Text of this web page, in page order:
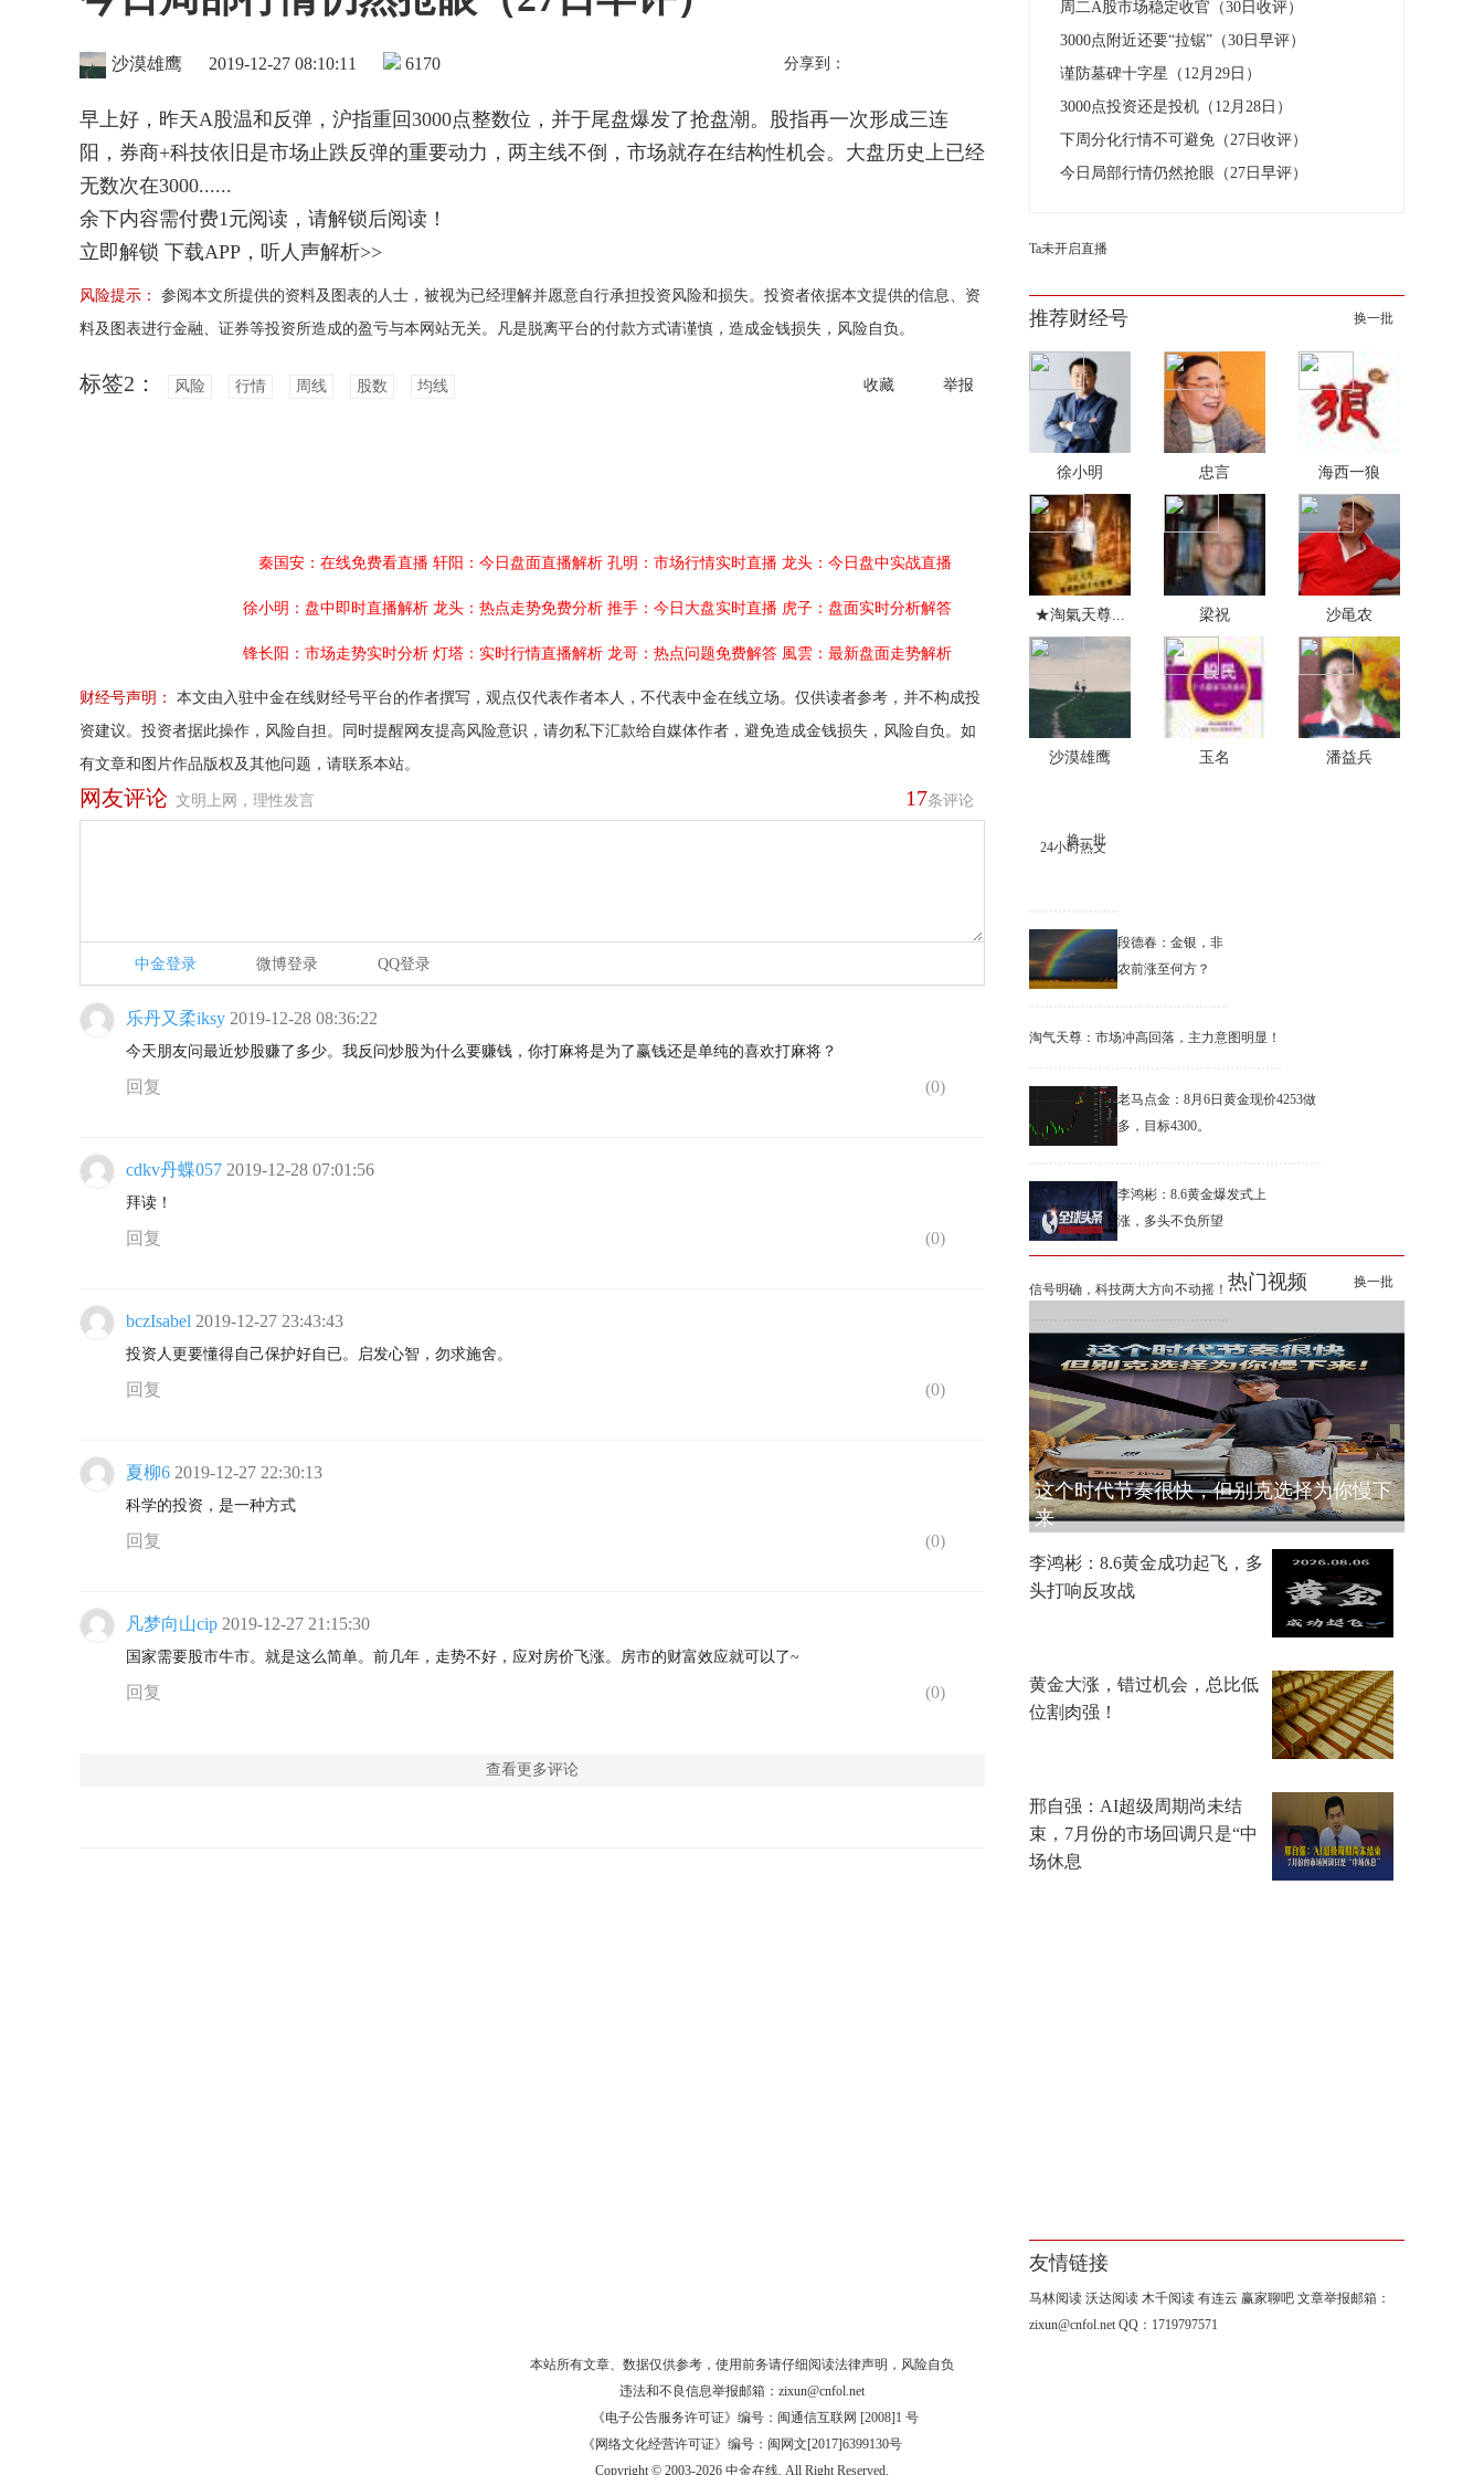
沙漠雄鹰 2019-12-27 08:10:11 6170 分享到：
早上好，昨天A股温和反弹，沪指重回3000点整数位，并于尾盘爆发了抢盘潮。股指再一次形成三连
阳，券商+科技依旧是市场止跌反弹的重要动力，两主线不倒，市场就存在结构性机会。大盘历史上已经
无数次在3000......
余下内容需付费1元阅读，请解锁后阅读！
立即解锁 下载APP，听人声解析>>
风险提示：
参阅本文所提供的资料及图表的人士，被视为已经理解并愿意自行承担投资风险和损失。投资者依据本文提供的信息、资
料及图表进行金融、证券等投资所造成的盈亏与本网站无关。凡是脱离平台的付款方式请谨慎，造成金钱损失，风险自负。
收藏 举报
标签2： 风险 行情 周线 股数 均线
秦国安：在线免费看直播 轩阳：今日盘面直播解析 孔明：市场行情实时直播 龙头：今日盘中实战直播
徐小明：盘中即时直播解析 龙头：热点走势免费分析 推手：今日大盘实时直播 虎子：盘面实时分析解答
锋长阳：市场走势实时分析 灯塔：实时行情直播解析 龙哥：热点问题免费解答 風雲：最新盘面走势解析
财经号声明：
本文由入驻中金在线财经号平台的作者撰写，观点仅代表作者本人，不代表中金在线立场。仅供读者参考，并不构成投
资建议。投资者据此操作，风险自担。同时提醒网友提高风险意识，请勿私下汇款给自媒体作者，避免造成金钱损失，风险自负。如
有文章和图片作品版权及其他问题，请联系本站。
17条评论
网友评论 文明上网，理性发言
中金登录 微博登录 QQ登录
乐丹又柔iksy 2019-12-28 08:36:22
今天朋友问最近炒股赚了多少。我反问炒股为什么要赚钱，你打麻将是为了赢钱还是单纯的喜欢打麻将？
回复 (0)
cdkv丹蝶057 2019-12-28 07:01:56
拜读！
回复 (0)
bczIsabel 2019-12-27 23:43:43
投资人更要懂得自己保护好自已。启发心智，勿求施舍。
回复 (0)
夏柳6 2019-12-27 22:30:13
科学的投资，是一种方式
回复 (0)
凡梦向山cip 2019-12-27 21:15:30
国家需要股市牛市。就是这么简单。前几年，走势不好，应对房价飞涨。房市的财富效应就可以了~
回复 (0)
查看更多评论
周二A股市场稳定收官（30日收评）
3000点附近还要“拉锯”（30日早评）
谨防墓碑十字星（12月29日）
3000点投资还是投机（12月28日）
下周分化行情不可避免（27日收评）
今日局部行情仍然抢眼（27日早评）
Ta未开启直播
推荐财经号 换一批
徐小明 忠言 海西一狼
★淘氣天尊... 梁祝 沙黾农
沙漠雄鹰 玉名 潘益兵
24小时热文
换一批
段德春：金银，非
农前涨至何方？
淘气天尊：市场冲高回落，主力意图明显！
老马点金：8月6日黄金现价4253做
多，目标4300。
李鸿彬：8.6黄金爆发式上
涨，多头不负所望
信号明确，科技两大方向不动摇！ 热门视频 换一批
这个时代节奏很快，但别克选择为你慢下
来
李鸿彬：8.6黄金成功起飞，多
头打响反攻战
黄金大涨，错过机会，总比低
位割肉强！
邢自强：AI超级周期尚未结
束，7月份的市场回调只是“中
场休息
友情链接
马林阅读 沃达阅读 木千阅读 有连云 赢家聊吧 文章举报邮箱：
zixun@cnfol.net QQ：1719797571
本站所有文章、数据仅供参考，使用前务请仔细阅读法律声明 ，风险自负
违法和不良信息举报邮箱： zixun@cnfol.net
《电子公告服务许可证》编号：闽通信互联网 [2008]1 号
《网络文化经营许可证》编号：闽网文[2017]6399130号
Copyright © 2003-2026 中金在线. All Right Reserved.